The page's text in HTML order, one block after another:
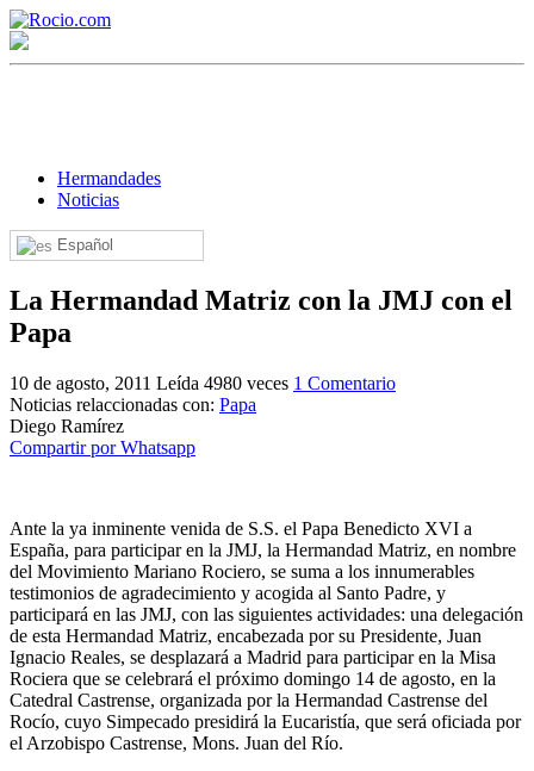
Hermandades
Noticias
Español
La Hermandad Matriz con la JMJ con el
Papa
10 de agosto, 2011 Leída 4980 veces 1 Comentario
Noticias relaccionadas con: Papa
Diego Ramírez
Compartir por Whatsapp
Ante la ya inminente venida de S.S. el Papa Benedicto XVI a
España, para participar en la JMJ, la Hermandad Matriz, en nombre
del Movimiento Mariano Rociero, se suma a los innumerables
testimonios de agradecimiento y acogida al Santo Padre, y
participará en las JMJ, con las siguientes actividades: una delegación
de esta Hermandad Matriz, encabezada por su Presidente, Juan
Ignacio Reales, se desplazará a Madrid para participar en la Misa
Rociera que se celebrará el próximo domingo 14 de agosto, en la
Catedral Castrense, organizada por la Hermandad Castrense del
Rocío, cuyo Simpecado presidirá la Eucaristía, que será oficiada por
el Arzobispo Castrense, Mons. Juan del Río.
¡Bienvenido! Soy el asistente virtual de rocio.com.
¿En qué puedo ayudarte?
Historia de la Virgen del Rocío
¿Cuándo es la romería del Rocío?
El traslado cada siete años
¿Cuales son los actos principales que se celebran en el
Rocío?
Quiero hacer el camino,¿que tengo que hacer?
En el Rocío, ¿dónde me alojo?